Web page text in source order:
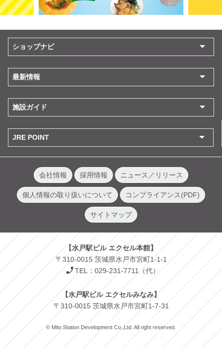
ショップナビ
最新情報
施設ガイド
JRE POINT
会社情報 採用情報 ニュース／リリース
個人情報の取り扱いについて コンプライアンス(PDF)
サイトマップ
【水戸駅ビル エクセル本館】
〒310-0015 茨城県水戸市宮町1-1-1
TEL：029-231-7711（代）
【水戸駅ビル エクセルみなみ】
〒310-0015 茨城県水戸市宮町1-7-31
© Mito Station Development Co.,Ltd. All right reserved.